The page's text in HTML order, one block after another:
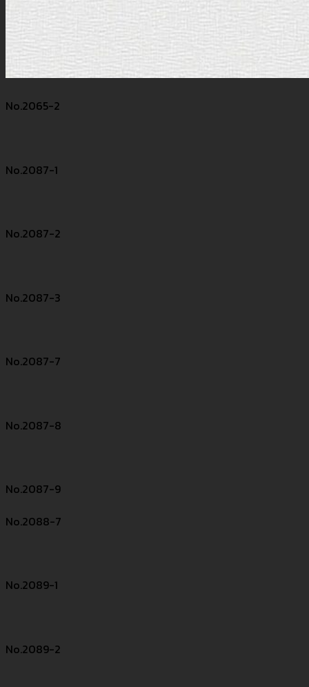
No.2065-2
No.2087-1
No.2087-2
No.2087-3
No.2087-7
No.2087-8
No.2087-9
No.2088-7
No.2089-1
No.2089-2